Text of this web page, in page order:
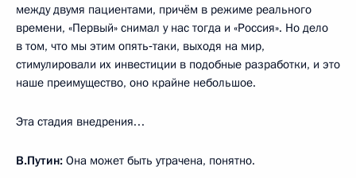
между двумя пациентами, причём в режиме реального
времени, «Первый» снимал у нас тогда и «Россия». Но дело
в том, что мы этим опять‑таки, выходя на мир,
стимулировали их инвестиции в подобные разработки, и это
наше преимущество, оно крайне небольшое.
Эта стадия внедрения…
В.Путин: Она может быть утрачена, понятно.